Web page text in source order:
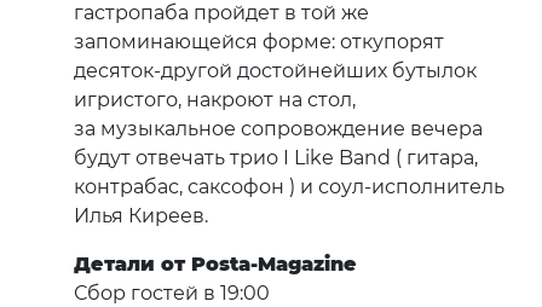
гастропаба пройдет в той же
запоминающейся форме: откупорят
десяток-другой достойнейших бутылок
игристого, накроют на стол,
за музыкальное сопровождение вечера
будут отвечать трио I Like Band ( гитара,
контрабас, саксофон ) и соул-исполнитель
Илья Киреев.
Детали от Posta-Magazine
Сбор гостей в 19:00